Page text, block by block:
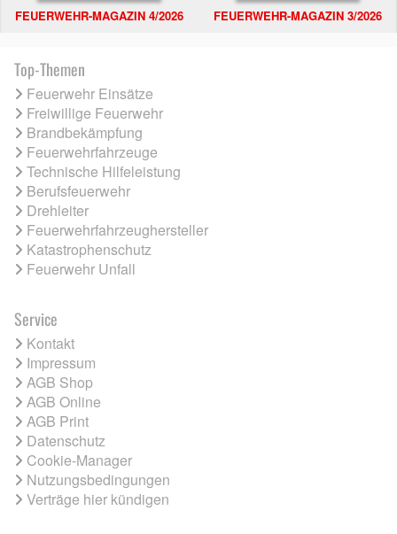
FEUERWEHR-MAGAZIN 4/2026 FEUERWEHR-MAGAZIN 3/2026
Top-Themen
Feuerwehr Einsätze
Freiwillige Feuerwehr
Brandbekämpfung
Feuerwehrfahrzeuge
Technische Hilfeleistung
Berufsfeuerwehr
Drehleiter
Feuerwehrfahrzeughersteller
Katastrophenschutz
Feuerwehr Unfall
Service
Kontakt
Impressum
AGB Shop
AGB Online
AGB Print
Datenschutz
Cookie-Manager
Nutzungsbedingungen
Verträge hier kündigen